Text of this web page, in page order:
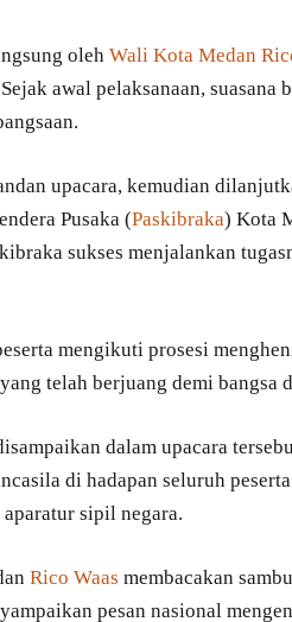
oleh Wali Kota Medan
awal pelaksanaan, suasana
upacara, kemudian
Pusaka (Paskibraka) Kota
sukses menjalankan
mengikuti prosesi
telah berjuang demi bangsa
dalam upacara
di hadapan seluruh
sipil negara.
Rico Waas membacakan
pesan nasional